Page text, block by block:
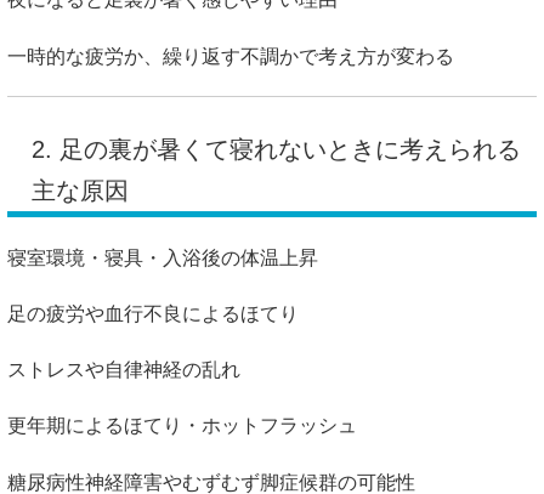
一時的な疲労か、繰り返す不調かで考え方が変わる
2. 足の裏が暑くて寝れないときに考えられる
主な原因
寝室環境・寝具・入浴後の体温上昇
足の疲労や血行不良によるほてり
ストレスや自律神経の乱れ
更年期によるほてり・ホットフラッシュ
糖尿病性神経障害やむずむず脚症候群の可能性